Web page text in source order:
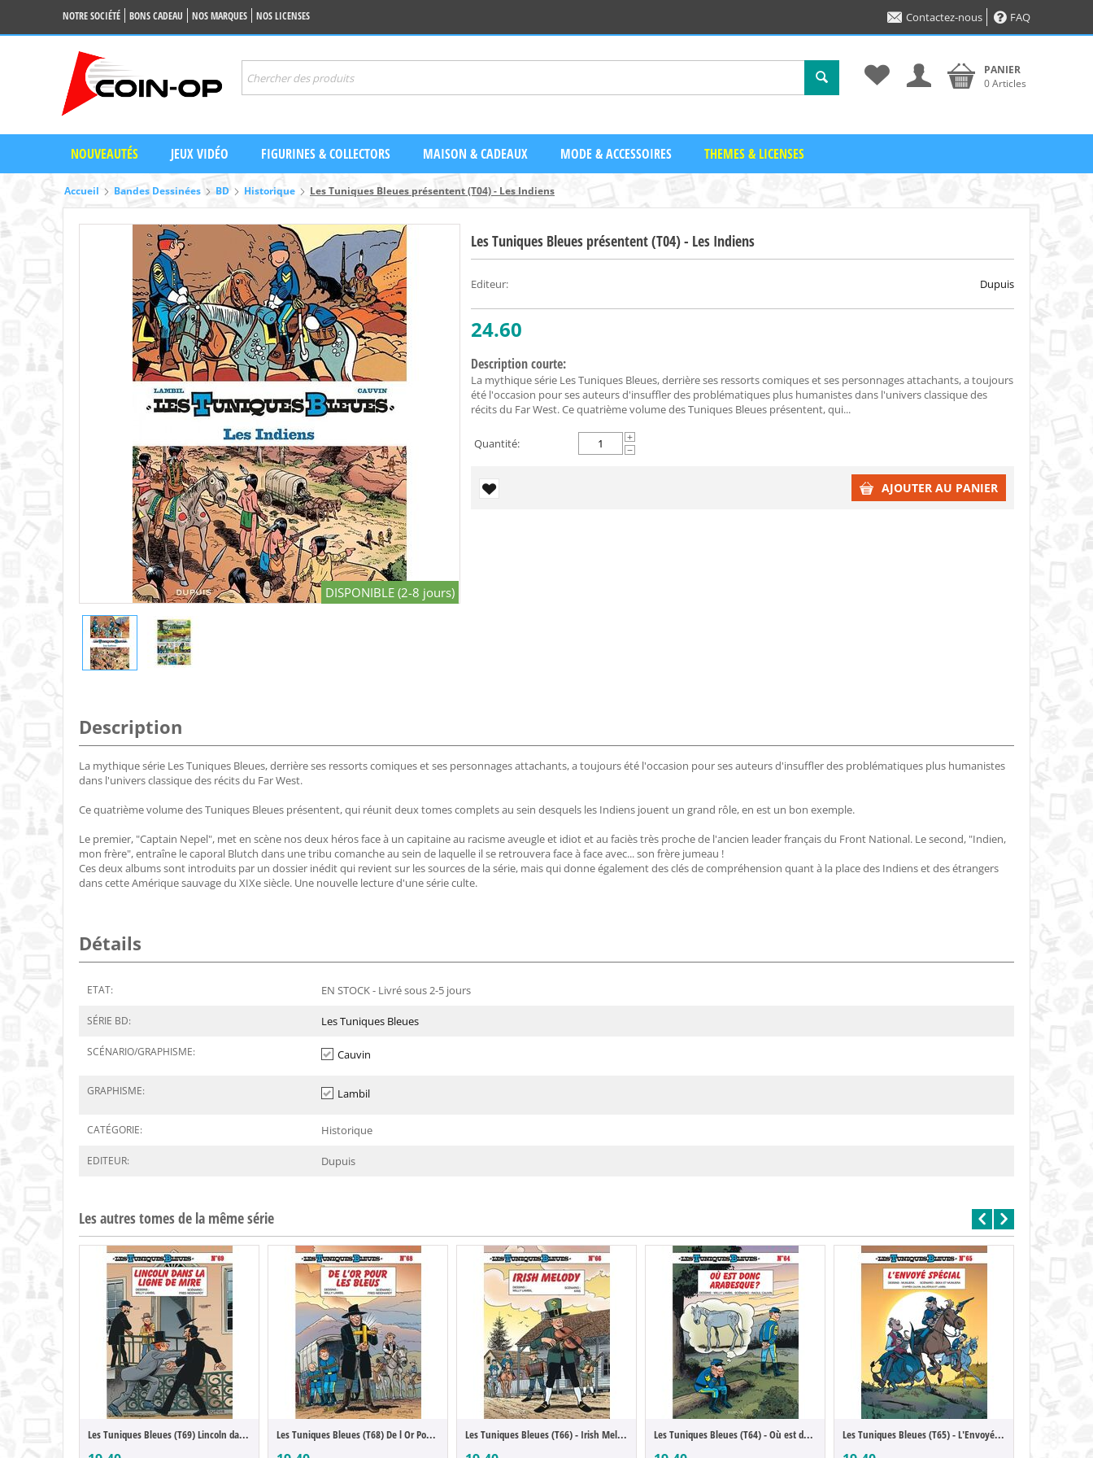
NOTRE SOCIÉTÉ BONS CADEAU NOS MARQUES NOS LICENSES Contactez-nous FAQ
PANIER
0 Articles
NOUVEAUTÉS JEUX VIDÉO FIGURINES & COLLECTORS MAISON & CADEAUX MODE & ACCESSOIRES THEMES & LICENSES
Accueil Bandes Dessinées BD Historique Les Tuniques Bleues présentent (T04) - Les Indiens
DISPONIBLE (2-8 jours)
Les Tuniques Bleues présentent (T04) - Les Indiens
Editeur: Dupuis
24.60
Description courte:
La mythique série Les Tuniques Bleues, derrière ses ressorts comiques et ses personnages attachants, a toujours
été l'occasion pour ses auteurs d'insuffler des problématiques plus humanistes dans l'univers classique des
récits du Far West. Ce quatrième volume des Tuniques Bleues présentent, qui...
Quantité:
+
−
AJOUTER AU PANIER
Description
La mythique série Les Tuniques Bleues, derrière ses ressorts comiques et ses personnages attachants, a toujours été l'occasion pour ses auteurs d'insuffler des problématiques plus humanistes
dans l'univers classique des récits du Far West.
Ce quatrième volume des Tuniques Bleues présentent, qui réunit deux tomes complets au sein desquels les Indiens jouent un grand rôle, en est un bon exemple.
Le premier, "Captain Nepel", met en scène nos deux héros face à un capitaine au racisme aveugle et idiot et au faciès très proche de l'ancien leader français du Front National. Le second, "Indien,
mon frère", entraîne le caporal Blutch dans une tribu comanche au sein de laquelle il se retrouvera face à face avec... son frère jumeau !
Ces deux albums sont introduits par un dossier inédit qui revient sur les sources de la série, mais qui donne également des clés de compréhension quant à la place des Indiens et des étrangers
dans cette Amérique sauvage du XIXe siècle. Une nouvelle lecture d'une série culte.
Détails
ETAT: EN STOCK - Livré sous 2-5 jours
SÉRIE BD: Les Tuniques Bleues
SCÉNARIO/GRAPHISME: Cauvin
GRAPHISME: Lambil
CATÉGORIE: Historique
EDITEUR: Dupuis
Les autres tomes de la même série
Les Tuniques Bleues (T69) Lincoln dans la... Les Tuniques Bleues (T68) De l Or Pour le... Les Tuniques Bleues (T66) - Irish Melody Les Tuniques Bleues (T64) - Où est donc A... Les Tuniques Bleues (T65) - L'Envoyé Spécial